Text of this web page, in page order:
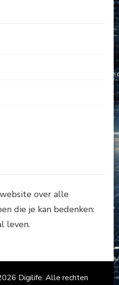
over alle
die je kan bedenken:
leven.
Digilife. Alle rechten